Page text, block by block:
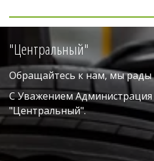
"Центральный"
Обращайтесь к нам, мы
С Уважением
"Центральный".